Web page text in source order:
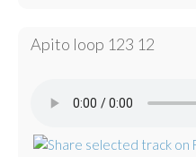
Apito loop 123 12